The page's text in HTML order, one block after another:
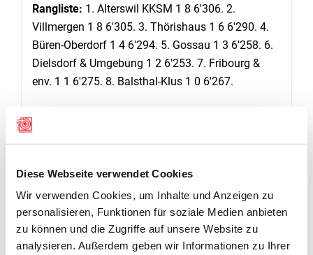
Diese Webseite verwendet Cookies
Wir verwenden Cookies, um Inhalte und Anzeigen zu
personalisieren, Funktionen für soziale Medien anbieten
zu können und die Zugriffe auf unsere Website zu
analysieren. Außerdem geben wir Informationen zu Ihrer
Rangliste: 1. Alterswil KKSM 1 8 6'306. 2.
Villmergen 1 8 6'305. 3. Thörishaus 1 6 6'290. 4.
Büren-Oberdorf 1 4 6'294. 5. Gossau 1 3 6'258. 6.
Dielsdorf & Umgebung 1 2 6'253. 7. Fribourg &
env. 1 1 6'275. 8. Balsthal-Klus 1 0 6'267.
NLA/B am Sonntag, 25. September, in
Schwadernau.